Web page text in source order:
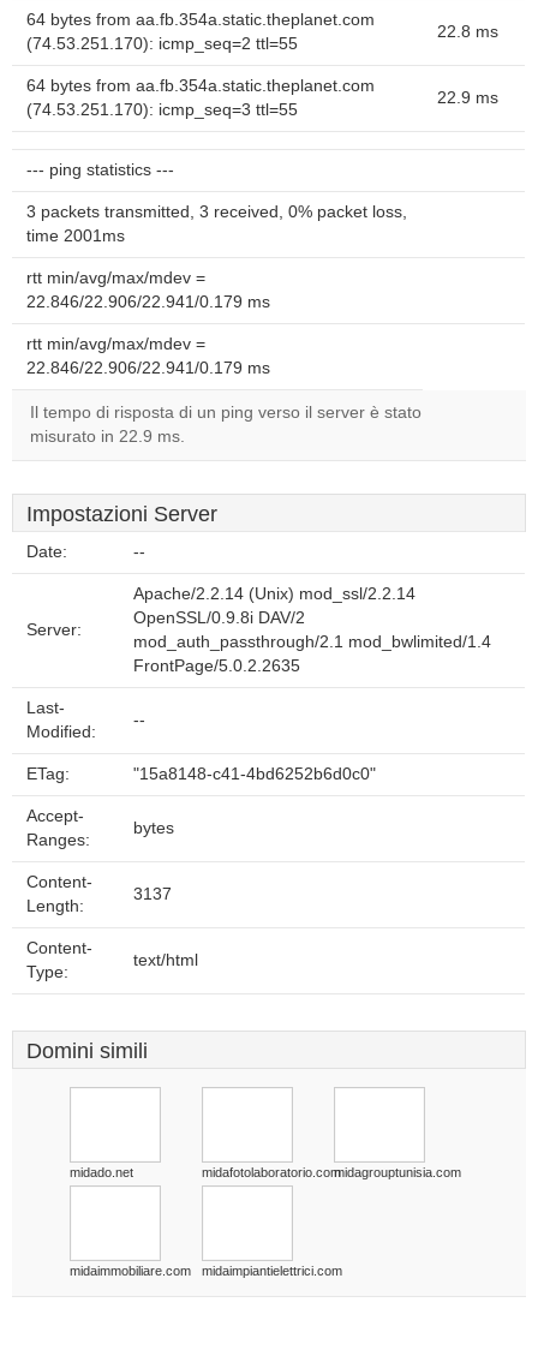
64 bytes from aa.fb.354a.static.theplanet.com
(74.53.251.170): icmp_seq=2 ttl=55
22.8 ms
64 bytes from aa.fb.354a.static.theplanet.com
(74.53.251.170): icmp_seq=3 ttl=55
22.9 ms
--- ping statistics ---
3 packets transmitted, 3 received, 0% packet loss,
time 2001ms
rtt min/avg/max/mdev =
22.846/22.906/22.941/0.179 ms
rtt min/avg/max/mdev =
22.846/22.906/22.941/0.179 ms
Il tempo di risposta di un ping verso il server è stato
misurato in 22.9 ms.
Impostazioni Server
Date: --
Server:
Apache/2.2.14 (Unix) mod_ssl/2.2.14
OpenSSL/0.9.8i DAV/2
mod_auth_passthrough/2.1 mod_bwlimited/1.4
FrontPage/5.0.2.2635
Last-
Modified:
--
ETag: "15a8148-c41-4bd6252b6d0c0"
Accept-
Ranges:
bytes
Content-
Length:
3137
Content-
Type:
text/html
Domini simili
midado.net midafotolaboratorio.commidagrouptunisia.com
midaimmobiliare.com midaimpiantielettrici.com